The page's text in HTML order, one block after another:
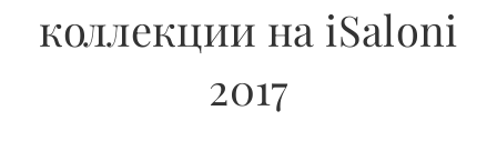
коллекции на iSaloni
2017